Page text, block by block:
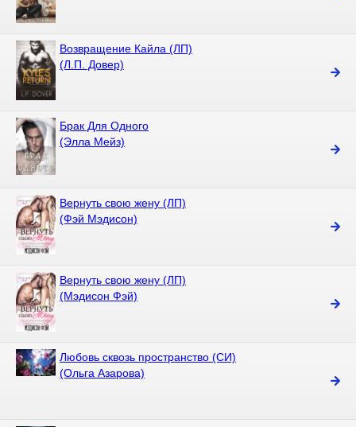
Возвращение Кайла (ЛП)
(Л.П. Довер)
Брак Для Одного
(Элла Мейз)
Вернуть свою жену (ЛП)
(Фэй Мэдисон)
Вернуть свою жену (ЛП)
(Мэдисон Фэй)
Любовь сквозь пространство (СИ)
(Ольга Азарова)